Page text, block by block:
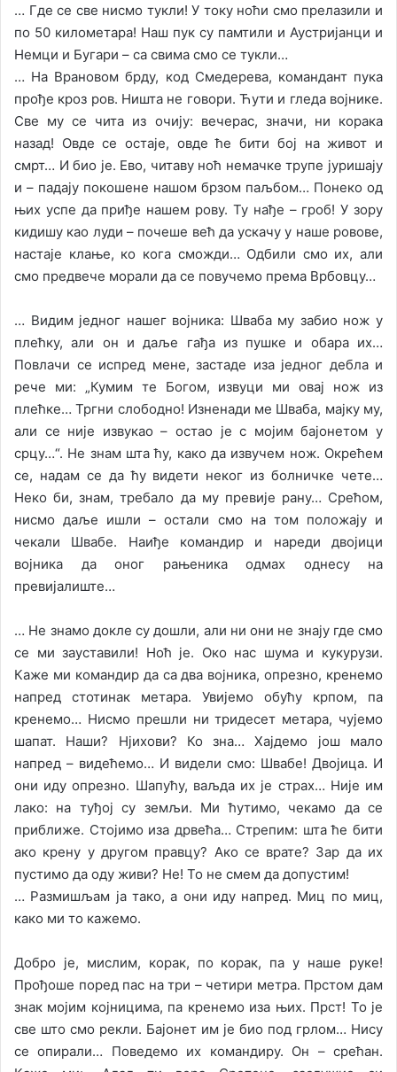
… Где се све нисмо тукли! У току ноћи смо прелазили и
по 50 километара! Наш пук су памтили и Аустријанци и
Немци и Бугари – са свима смо се тукли…
… На Врановом брду, код Смедерева, командант пука
прође кроз ров. Ништа не говори. Ћути и гледа војнике.
Све му се чита из очију: вечерас, значи, ни корака
назад! Овде се остаје, овде ће бити бој на живот и
смрт… И био је. Ево, читаву ноћ немачке трупе јуришају
и – падају покошене нашом брзом паљбом… Понеко од
њих успе да приђе нашем рову. Ту нађе – гроб! У зору
кидишу као луди – почеше већ да ускачу у наше ровове,
настаје клање, ко кога сможди… Одбили смо их, али
смо предвече морали да се повучемо према Врбовцу…
… Видим једног нашег војника: Шваба му забио нож у
плећку, али он и даље гађа из пушке и обара их…
Повлачи се испред мене, застаде иза једног дебла и
рече ми: „Кумим те Богом, извуци ми овај нож из
плећке… Тргни слободно! Изненади ме Шваба, мајку му,
али се није извукао – остао је с мојим бајонетом у
срцу…“. Не знам шта ћу, како да извучем нож. Окрећем
се, надам се да ћу видети неког из болничке чете…
Неко би, знам, требало да му превије рану… Срећом,
нисмо даље ишли – остали смо на том положају и
чекали Швабе. Наиђе командир и нареди двојици
војника да оног рањеника одмах однесу на
превијалиште…
… Не знамо докле су дошли, али ни они не знају где смо
се ми зауставили! Ноћ је. Око нас шума и кукурузи.
Каже ми командир да са два војника, опрезно, кренемо
напред стотинак метара. Увијемо обућу крпом, па
кренемо… Нисмо прешли ни тридесет метара, чујемо
шапат. Наши? Нјихови? Ко зна… Хајдемо још мало
напред – видећемо… И видели смо: Швабе! Двојица. И
они иду опрезно. Шапућу, ваљда их је страх… Није им
лако: на туђој су земљи. Ми ћутимо, чекамо да се
приближе. Стојимо иза дрвећа… Стрепим: шта ће бити
ако крену у другом правцу? Ако се врате? Зар да их
пустимо да оду живи? Не! То не смем да допустим!
… Размишљам ја тако, а они иду напред. Миц по миц,
како ми то кажемо.
Добро је, мислим, корак, по корак, па у наше руке!
Прођоше поред пас на три – четири метра. Прстом дам
знак мојим којницима, па кренемо иза њих. Прст! То је
све што смо рекли. Бајонет им је био под грлом… Нису
се опирали… Поведемо их командиру. Он – срећан.